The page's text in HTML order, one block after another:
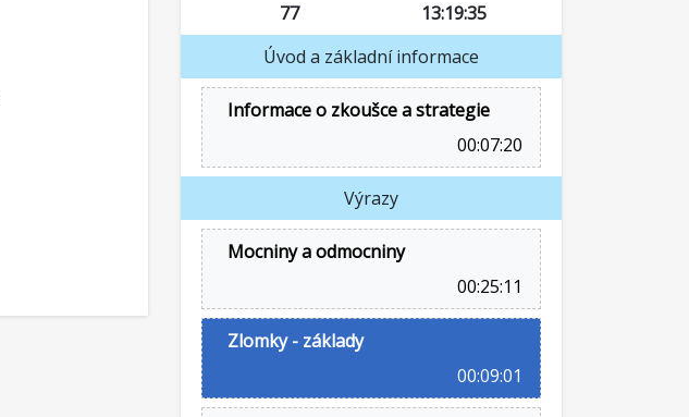
77
13:19:35
Úvod a základní informace
Informace o zkoušce a strategie
00:07:20
Výrazy
Mocniny a odmocniny
00:25:11
Zlomky - základy
00:09:01